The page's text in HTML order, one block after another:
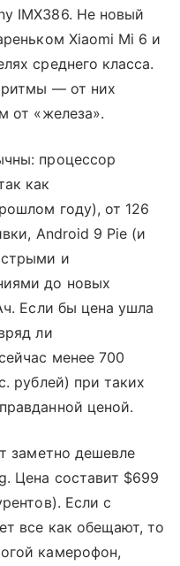
IMX386. Не новый
Xiaomi Mi 6 и
среднего класса.
— от них
от «железа».
процессор
как
году), от 126
Android 9 Pie (и
и
до новых
Если бы цена ушла
ли
менее 700
рублей) при таких
ценой.
заметно дешевле
Цена составит $699
Если с
все как обещают, то
камерофон,